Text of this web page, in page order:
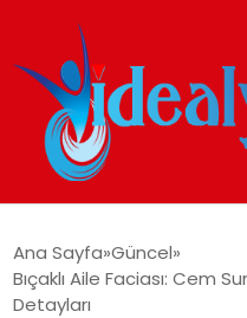
GÜNDEM
Ana Sayfa Güncel
Bıçaklı Aile Faciası: Cem
Detayları